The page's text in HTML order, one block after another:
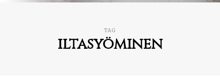
TAG
iltasyöminen